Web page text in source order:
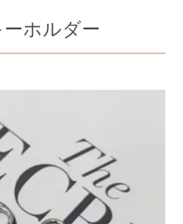
ホルダー